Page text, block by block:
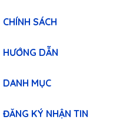
CHÍNH SÁCH
HƯỚNG DẪN
DANH MỤC
ĐĂNG KÝ NHẬN TIN